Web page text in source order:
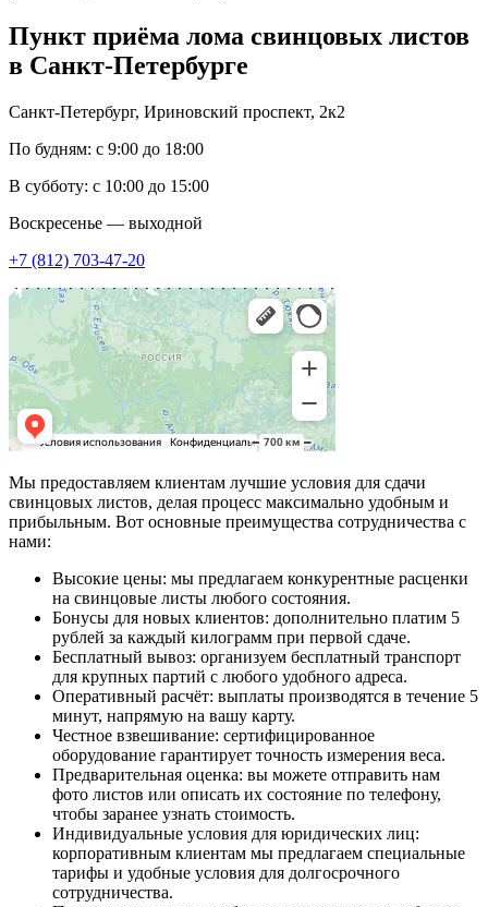
Пункт приёма лома свинцовых листов
в Санкт-Петербурге
Санкт-Петербург, Ириновский проспект, 2к2
По будням: с 9:00 до 18:00
В субботу: с 10:00 до 15:00
Воскресенье — выходной
+7 (812) 703-47-20
Мы предоставляем клиентам лучшие условия для сдачи
свинцовых листов, делая процесс максимально удобным и
прибыльным. Вот основные преимущества сотрудничества с
нами:
Высокие цены: мы предлагаем конкурентные расценки
на свинцовые листы любого состояния.
Бонусы для новых клиентов: дополнительно платим 5
рублей за каждый килограмм при первой сдаче.
Бесплатный вывоз: организуем бесплатный транспорт
для крупных партий с любого удобного адреса.
Оперативный расчёт: выплаты производятся в течение 5
минут, напрямую на вашу карту.
Честное взвешивание: сертифицированное
оборудование гарантирует точность измерения веса.
Предварительная оценка: вы можете отправить нам
фото листов или описать их состояние по телефону,
чтобы заранее узнать стоимость.
Индивидуальные условия для юридических лиц:
корпоративным клиентам мы предлагаем специальные
тарифы и удобные условия для долгосрочного
сотрудничества.